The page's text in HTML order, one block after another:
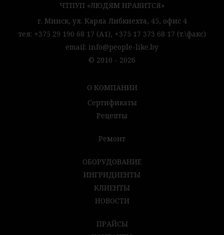
ЧТПУП «ЛЮДЯМ НРАВИТСЯ»
г. Минск, ул. Карла Либкнехта, 45, офис 4
тел: +375 29 190 68 17 (А1), +375 17 373 68 17 (т.\факс)
email: info@people-like.by
© 2010 - 2026
О КОМПАНИИ
Сертификаты
Рецепты
Ремонт
ОБОРУДОВАНИЕ
ИНГРИДИЕНТЫ
КЛИЕНТЫ
НОВОСТИ
ПРАЙСЫ